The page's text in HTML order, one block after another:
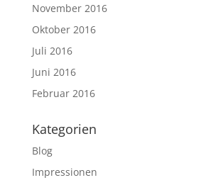
November 2016
Oktober 2016
Juli 2016
Juni 2016
Februar 2016
Kategorien
Blog
Impressionen